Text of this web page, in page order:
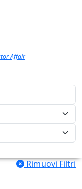
Affair
Rimuovi Filtri